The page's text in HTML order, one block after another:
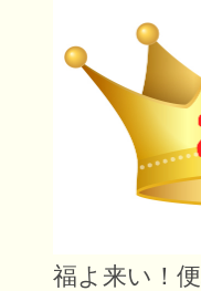
福よ来い！